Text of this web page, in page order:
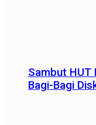
Sambut HUT
Bagi-Bagi